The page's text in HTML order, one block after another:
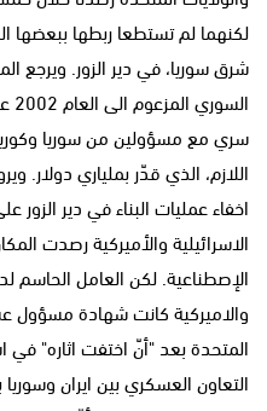
لكنهما لم تستطعا ربطها
شرق سوريا، في دير الزور. ويرجع
سري مع مسؤولين من سوريا وكوريا
اللازم، الذي قدّر بملياري دولار.
اخفاء عمليات البناء في دير الزور
الاسرائيلية والأميركية رصدت
الإصطناعية. لكن العامل الحاسم
والاميركية كانت شهادة مسؤول
المتحدة بعد "أنّ اختفت اثاره"
التعاون العسكري بين ايران